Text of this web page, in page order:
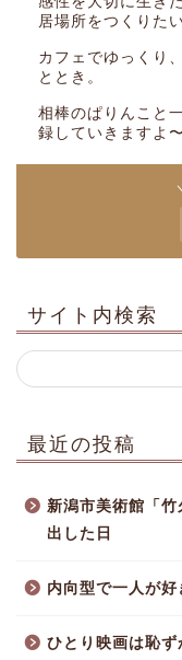
居場所をつくりたい
カフェでゆっくり
ととき。
相棒のぱりんこと
録していきますよ〜
サイト内検索
最近の投稿
新潟市美術館「
出した日
内向型で一人が
ひとり映画は恥